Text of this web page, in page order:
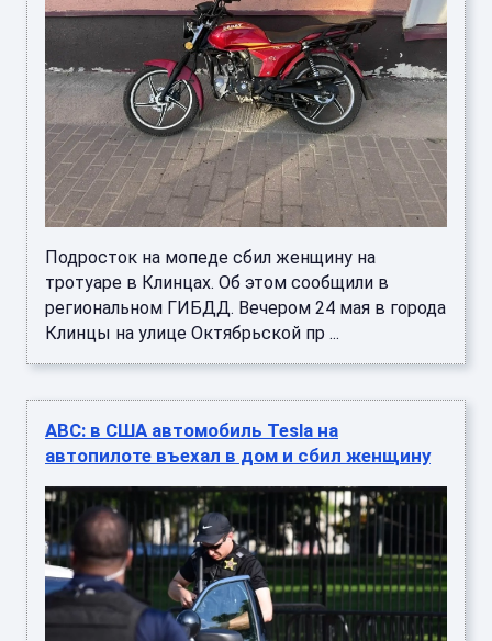
Подросток на мопеде сбил женщину на
тротуаре в Клинцах. Об этом сообщили в
региональном ГИБДД. Вечером 24 мая в города
Клинцы на улице Октябрьской пр ...
ABC: в США автомобиль Tesla на
автопилоте въехал в дом и сбил женщину